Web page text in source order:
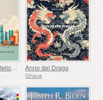
Esposizione Filatelica Internazionale di Shanghai Anno del Drago
Ghana